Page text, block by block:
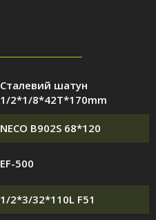
Сталевий шатун
1/2*1/8*42T*170mm
NECO B902S 68*120
EF-500
1/2*3/32*110L F51